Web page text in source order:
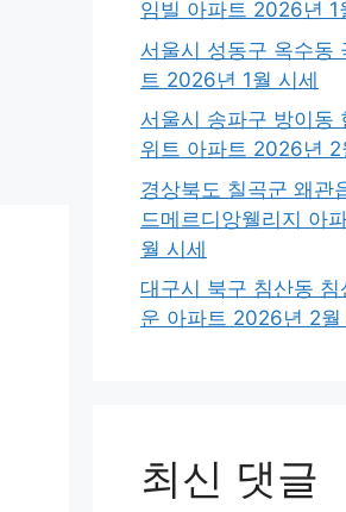
임빌 아파트 2026년 1
서울시 성동구 옥수동
트 2026년 1월 시세
서울시 송파구 방이동
위트 아파트 2026년 2
경상북도 칠곡군 왜관
드메르디앙웰리지 아
월 시세
대구시 북구 침산동
운 아파트 2026년 2월
최신 댓글